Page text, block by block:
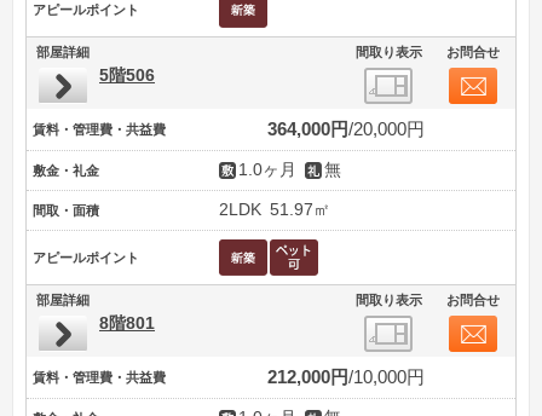
アピールポイント
部屋詳細 間取り表示 お問合せ
5階506
賃料・管理費・共益費 364,000円 20,000円
敷金・礼金 1.0ヶ月 無
間取・面積 2LDK 51.97㎡
アピールポイント
部屋詳細 間取り表示 お問合せ
8階801
賃料・管理費・共益費 212,000円 10,000円